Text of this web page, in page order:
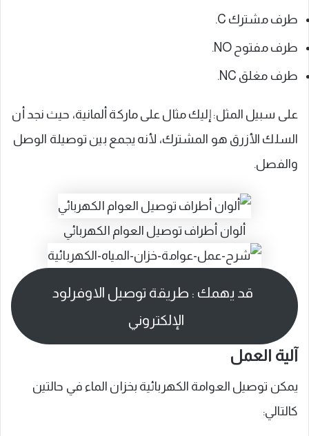
طرف مشترك C.
طرف مفتوح NO.
طرف مغلق NC.
على سبيل المثل: إليك مثال على ماركة ألمانية، حيث نجد أن
السلك الأزرق هو المشترك، لأنه يجمع بين توصيلة الوصل
والفصل.
ألوان أطراف توصيل العوام الكهربائي
قد يهمك : طريقة توصيل الاوفرلود
الإلكتروني
آلية العمل
يمكن توصيل العوامة الكهربائية بخزان الماء في حالتين
كالتالي: